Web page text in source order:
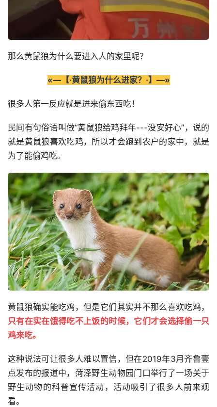
那么黄鼠狼为什么要进入人的家里呢？
«—【·黄鼠狼为什么进家？·】—»
很多人第一反应就是进来偷东西吃！
民间有句俗语叫做“黄鼠狼给鸡拜年---没安好心”，说的
就是黄鼠狼喜欢吃鸡，所以才会跑到农户的家中，就是
为了能偷鸡吃。
黄鼠狼确实能吃鸡，但是它们其实并不那么喜欢吃鸡，
只有在实在饿得吃不上饭的时候，它们才会选择偷一只
鸡来吃。
这种说法可让很多人难以置信，但在2019年3月齐鲁壹
点发布的报道中，菏泽野生动物园门口举行了一场关于
野生动物的科普宣传活动，活动吸引了很多人前来观
看。